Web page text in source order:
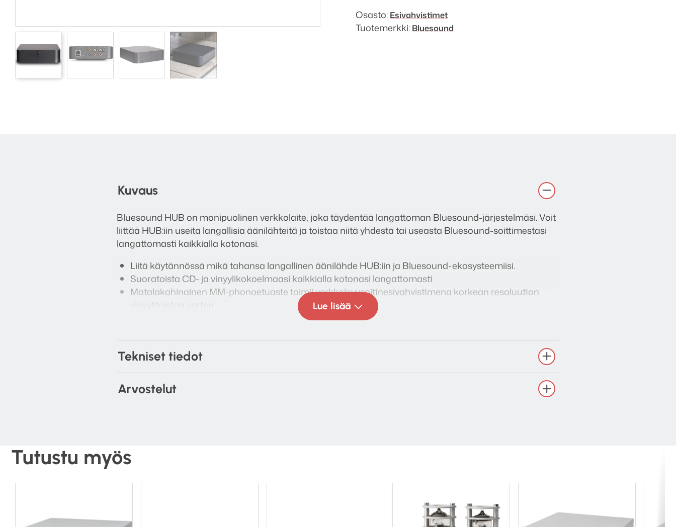
Osasto: Esivahvistimet
Tuotemerkki: Bluesound
Kuvaus
Bluesound HUB on monipuolinen verkkolaite, joka täydentää langattoman Bluesound-järjestelmäsi. Voit
liittää HUB:iin useita langallisia äänilähteitä ja toistaa niitä yhdestä tai useasta Bluesound-soittimestasi
langattomasti kaikkialla kotonasi.
Liitä käytännössä mikä tahansa langallinen äänilähde HUB:iin ja Bluesound-ekosysteemiisi.
Suoratoista CD- ja vinyylikokoelmaasi kaikkialla kotonasi langattomasti
Matalakohinainen MM-phonoetuaste toimii verkkolevysoitinesivahvistimena korkean resoluution
vinyylitoistoa varten
Liitä HUB:iin Bluesound Pulse -kaiutinpari ja päivitä televisiosi äänentoisto
Toista yhtä analogista ja yhtä digitaalista äänilähdettä yhtä aikaa eri Bluesound- tai BluOS-soittimiin.
Yksinkertainen sisääntulon ja äänilähteen valinta Bluesound-soittimeesi BluOS-sovelluksen kautta
Liitä verkkoon joko Wi-Fi:n tai Gigabit ethernetin kautta
Virta USB-C-liitännän kautta.
Lue lisää
Tekniset tiedot
Arvostelut
Tutustu myös